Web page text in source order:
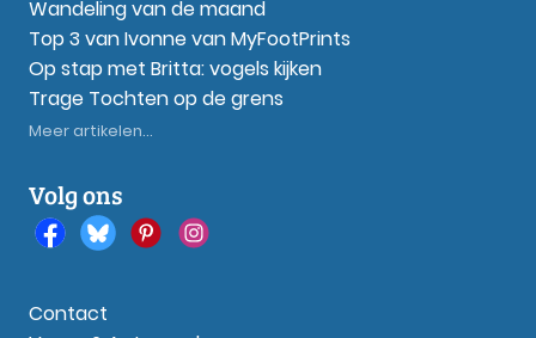
Wandeling van de maand
Top 3 van Ivonne van MyFootPrints
Op stap met Britta: vogels kijken
Trage Tochten op de grens
Meer artikelen...
Volg ons
Contact